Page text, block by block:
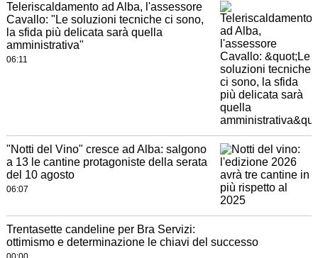
Teleriscaldamento ad Alba, l'assessore
Cavallo: "Le soluzioni tecniche ci sono,
la sfida più delicata sarà quella
amministrativa"
06:11
"Notti del Vino" cresce ad Alba: salgono
a 13 le cantine protagoniste della serata
del 10 agosto
06:07
Trentasette candeline per Bra Servizi:
ottimismo e determinazione le chiavi del successo